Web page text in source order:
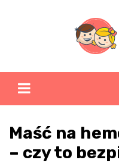
Maść na
– czy to